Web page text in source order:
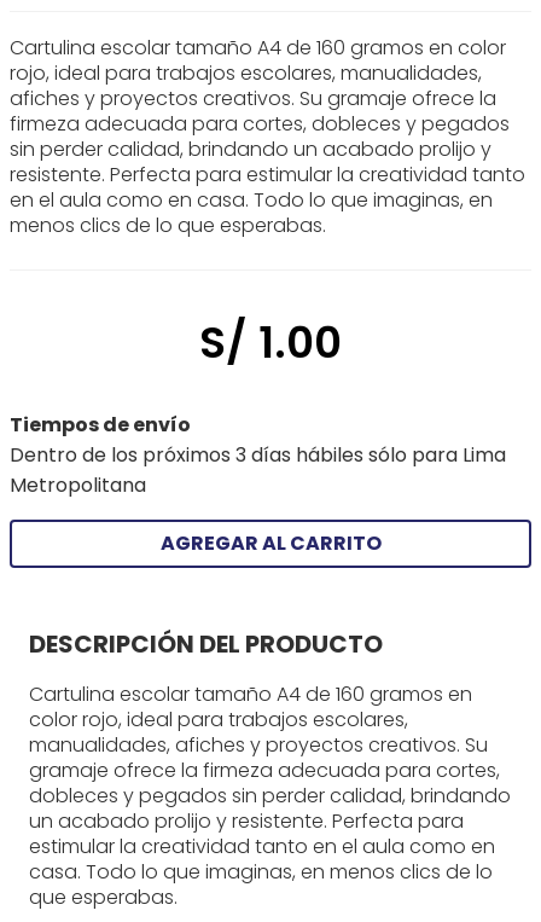
Cartulina escolar tamaño A4 de 160 gramos en color
rojo, ideal para trabajos escolares, manualidades,
afiches y proyectos creativos. Su gramaje ofrece la
firmeza adecuada para cortes, dobleces y pegados
sin perder calidad, brindando un acabado prolijo y
resistente. Perfecta para estimular la creatividad tanto
en el aula como en casa. Todo lo que imaginas, en
menos clics de lo que esperabas.
S/ 1.00
Tiempos de envío
Dentro de los próximos 3 días hábiles sólo para Lima
Metropolitana
AGREGAR AL CARRITO
DESCRIPCIÓN DEL PRODUCTO
Cartulina escolar tamaño A4 de 160 gramos en
color rojo, ideal para trabajos escolares,
manualidades, afiches y proyectos creativos. Su
gramaje ofrece la firmeza adecuada para cortes,
dobleces y pegados sin perder calidad, brindando
un acabado prolijo y resistente. Perfecta para
estimular la creatividad tanto en el aula como en
casa. Todo lo que imaginas, en menos clics de lo
que esperabas.